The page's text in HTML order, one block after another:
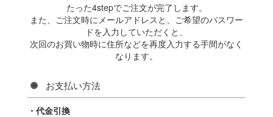
たった4stepでご注文が完了します。
また、ご注文時にメールアドレスと、ご希望のパスワー
ドを入力していただくと、
次回のお買い物時に住所などを再度入力する手間がなく
なります。
お支払い方法
・代金引換